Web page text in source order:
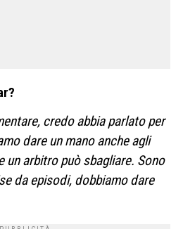
credo abbia parlato per
dare un mano anche agli
un arbitro può sbagliare. Sono
da episodi, dobbiamo dare